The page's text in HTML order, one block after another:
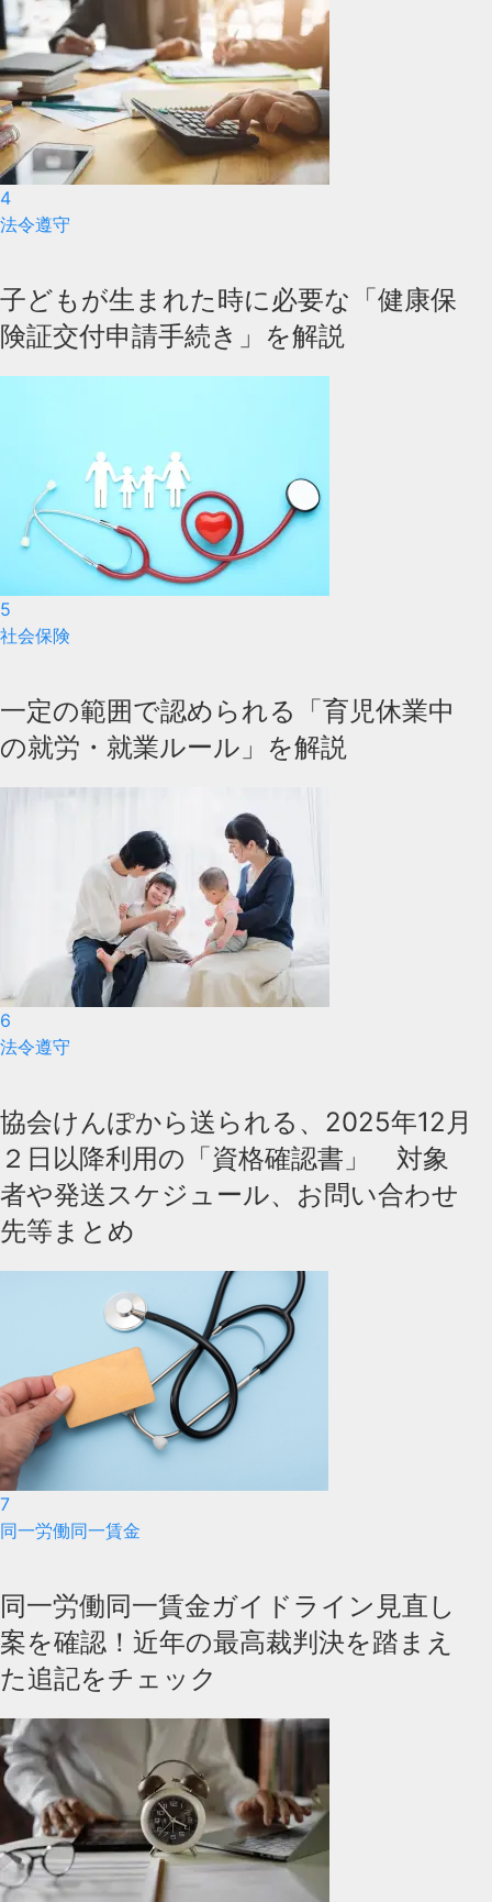
4
法令遵守
子どもが生まれた時に必要な「健康保
険証交付申請手続き」を解説
5
社会保険
一定の範囲で認められる「育児休業中
の就労・就業ルール」を解説
6
法令遵守
協会けんぽから送られる、2025年12月
２日以降利用の「資格確認書」 対象
者や発送スケジュール、お問い合わせ
先等まとめ
7
同一労働同一賃金
同一労働同一賃金ガイドライン見直し
案を確認！近年の最高裁判決を踏まえ
た追記をチェック